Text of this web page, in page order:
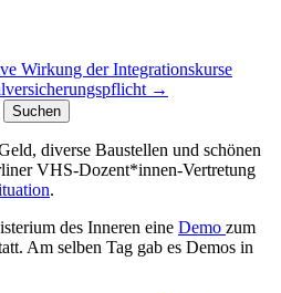
Wirkung der Integrationskurse
→
diverse Baustellen und schönen
VHS-Dozent*innen-Vertretung
.
des Inneren eine Demo zum
Am selben Tag gab es Demos in